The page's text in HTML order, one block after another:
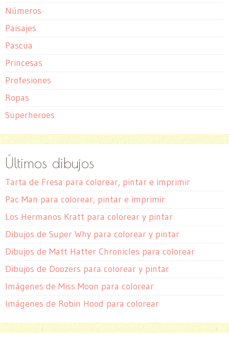
Números
Paisajes
Pascua
Princesas
Profesiones
Ropas
Superheroes
Últimos dibujos
Tarta de Fresa para colorear, pintar e imprimir
Pac Man para colorear, pintar e imprimir
Los Hermanos Kratt para colorear y pintar
Dibujos de Super Why para colorear y pintar
Dibujos de Matt Hatter Chronicles para colorear
Dibujos de Doozers para colorear y pintar
Imágenes de Miss Moon para colorear
Imágenes de Robin Hood para colorear